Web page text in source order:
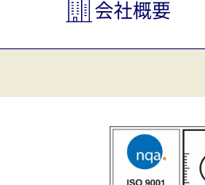
会社概要